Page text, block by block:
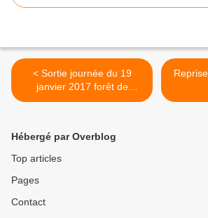
< Sortie journée du 19
janvier 2017 forêt de
Rougeau
Hébergé par Overblog
Top articles
Pages
Contact